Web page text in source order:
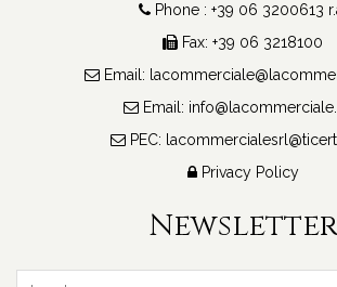
Phone : +39 06 3200613
Fax: +39 06 3218100
Email:
Email:
PEC:
Privacy Policy
Newsletter